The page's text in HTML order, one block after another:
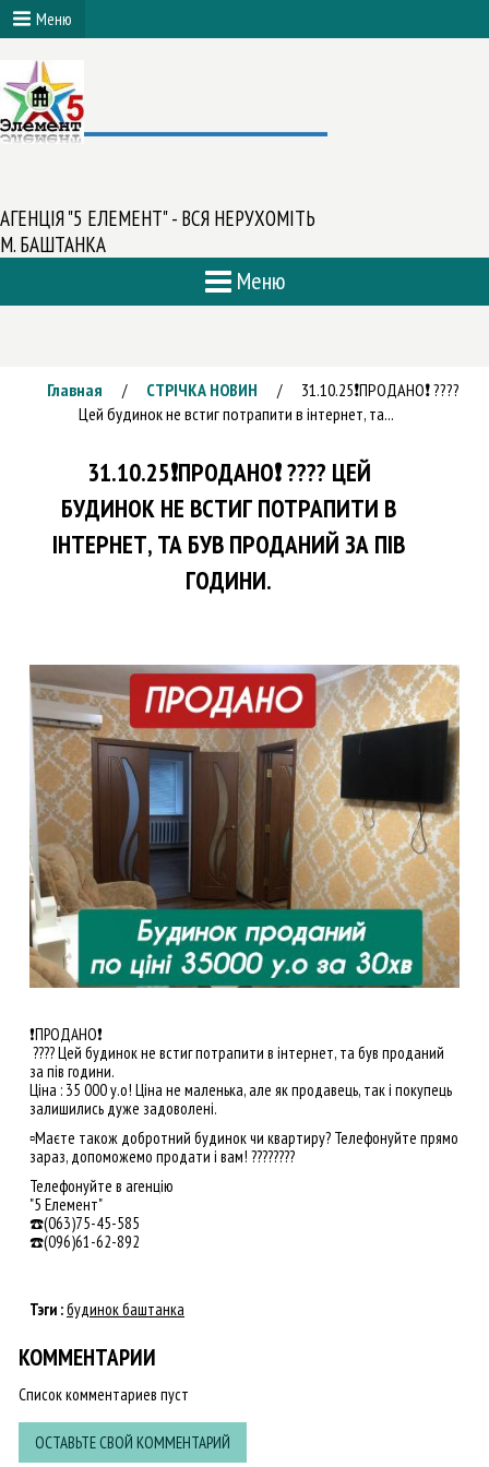
Меню
АГЕНЦІЯ "5 ЕЛЕМЕНТ" - ВСЯ НЕРУХОМІТЬ
М. БАШТАНКА
Меню
Главная / СТРІЧКА НОВИН /
31.10.25❗️ПРОДАНО❗️ ????
Цей будинок не встиг потрапити в інтернет, та...
31.10.25❗️ПРОДАНО❗️ ???? ЦЕЙ
БУДИНОК НЕ ВСТИГ ПОТРАПИТИ В
ІНТЕРНЕТ, ТА БУВ ПРОДАНИЙ ЗА ПІВ
ГОДИНИ.
❗️ПРОДАНО❗️
???? Цей будинок не встиг потрапити в інтернет, та був проданий
за пів години.
Ціна : 35 000 у.о! Ціна не маленька, але як продавець, так і покупець
залишились дуже задоволені.
▫️Маєте також добротний будинок чи квартиру? Телефонуйте прямо
зараз, допоможемо продати і вам! ????????
Телефонуйте в агенцію
"5 Елемент"
☎️(063)75-45-585
☎️(096)61-62-892
Тэги :будинок баштанка
КОММЕНТАРИИ
Список комментариев пуст
ОСТАВЬТЕ СВОЙ КОММЕНТАРИЙ